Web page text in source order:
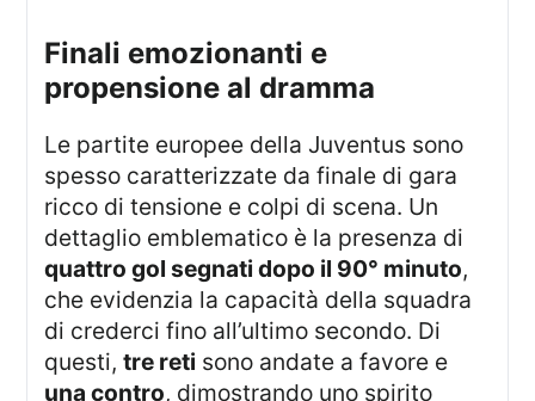
finali emozionanti e
propensione al dramma
Le partite europee della Juventus sono
spesso caratterizzate da finale di gara
ricco di tensione e colpi di scena. Un
dettaglio emblematico è la presenza di
quattro gol segnati dopo il 90° minuto,
che evidenzia la capacità della squadra
di crederci fino all’ultimo secondo. Di
questi,tre reti sono andate a favore e
una contro, dimostrando uno spirito